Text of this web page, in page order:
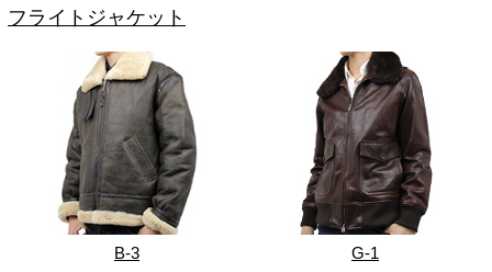
フライトジャケット
B-3 G-1